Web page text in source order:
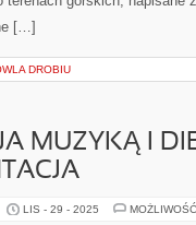
[…]
DROBIU
MUZYKĄ I
LIS - 29 - 2025